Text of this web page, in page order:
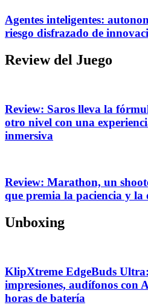
Agentes inteligentes:
riesgo disfrazado de
Review del Juego
Review: Saros lleva la
otro nivel con una
inmersiva
Review: Marathon, un
que premia la paciencia y la
Unboxing
KlipXtreme EdgeBuds
impresiones, audífonos con
horas de batería